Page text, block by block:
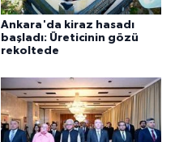
Ankara'da kiraz hasadı
başladı: Üreticinin gözü
rekoltede